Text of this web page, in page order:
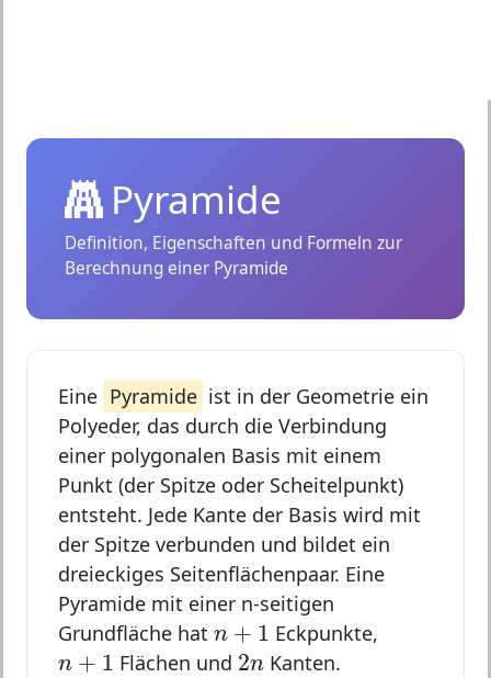
Pyramide
Definition, Eigenschaften und Formeln zur
Berechnung einer Pyramide
Eine Pyramide ist in der Geometrie ein
Polyeder, das durch die Verbindung
einer polygonalen Basis mit einem
Punkt (der Spitze oder Scheitelpunkt)
entsteht. Jede Kante der Basis wird mit
der Spitze verbunden und bildet ein
dreieckiges Seitenflächenpaar. Eine
Pyramide mit einer n-seitigen
Grundfläche hat n + 1
n 1 Eckpunkte,
n + 1
n 1 Flächen und 2n
2nKanten.